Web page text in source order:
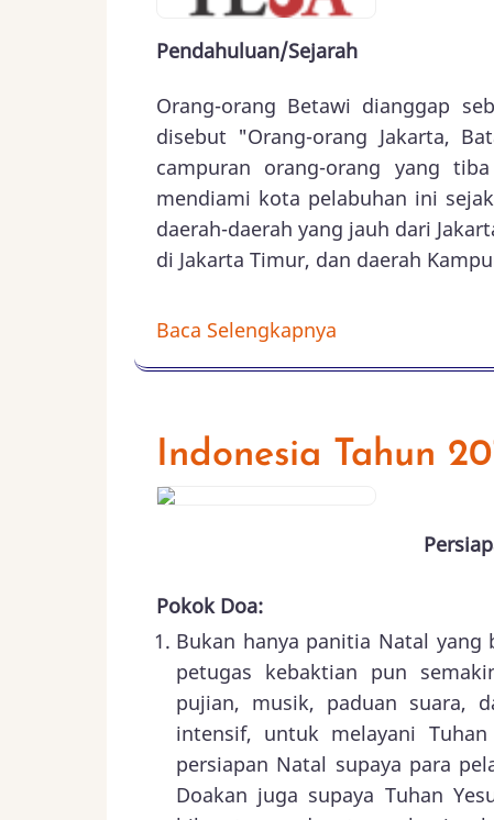
Pendahuluan/Sejarah
Orang-orang Betawi dianggap
disebut "Orang-orang Jakarta,
campuran orang-orang yang
mendiami kota pelabuhan ini
daerah-daerah yang jauh dari
di Jakarta Timur, dan daerah
Baca Selengkapnya
Indonesia Tahun
Pokok Doa:
Bukan hanya panitia Natal yang
petugas kebaktian pun
pujian, musik, paduan suara,
intensif, untuk melayani
persiapan Natal supaya para
Doakan juga supaya Tuhan